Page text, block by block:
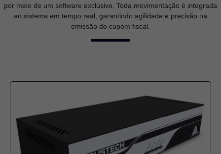
por meio de um software exclusivo. Toda movimentação é integrada
ao sistema em tempo real, garantindo agilidade e precisão na
emissão do cupom fiscal.